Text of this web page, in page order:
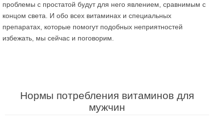
проблемы с простатой будут для него явлением, сравнимым с
концом света. И обо всех витаминах и специальных
препаратах, которые помогут подобных неприятностей
избежать, мы сейчас и поговорим.
Нормы потребления витаминов для
мужчин